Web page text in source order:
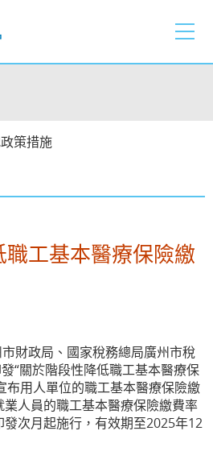
策措施
工基本醫療保險繳
財政局、國家稅務總局廣州市稅
“關於階段性降低職工基本醫療保
布用人單位的職工基本醫療保險繳
人員的職工基本醫療保險繳費率
次月起施行，有效期至2025年12